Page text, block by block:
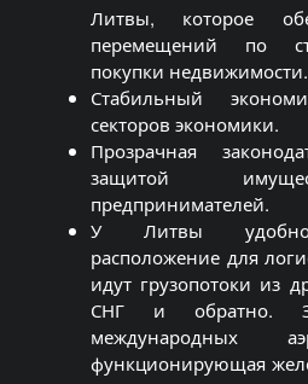
Литвы, которое
перемещений по
покупки недвижимости.
Стабильный
секторов экономики.
Прозрачная
защитой
предпринимателей.
У Литвы удобное
расположение для
идут грузопотоки из
СНГ и обратно.
международных
функционирующая